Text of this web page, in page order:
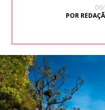
POR